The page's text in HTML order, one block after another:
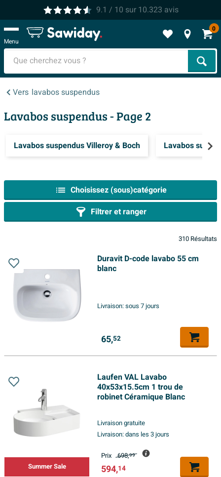
9.1 / 10 sur 10.323 avis
Menu
0
Vers lavabos suspendus
Lavabos suspendus- Page 2
Lavabos suspendus Villeroy & Boch Lavabos
Choisissez (sous)catégorie
Filtrer et ranger
310 Résultats
Duravit D-code lavabo 55 cm
blanc
Livraison:sous 7 jours
65,52
Summer Sale
Laufen VAL Lavabo
40x53x15.5cm 1 trou de
robinet Céramique Blanc
Livraison gratuite
Livraison:dans les 3 jours
Prix 698,99
594,14